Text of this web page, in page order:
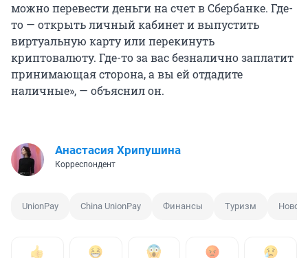
можно перевести деньги на счет в Сбербанке. Где-
то — открыть личный кабинет и выпустить
виртуальную карту или перекинуть
криптовалюту. Где-то за вас безналично заплатит
принимающая сторона, а вы ей отдадите
наличные», — объяснил он.
Анастасия Хрипушина
Корреспондент
UnionPay China UnionPay Финансы Туризм